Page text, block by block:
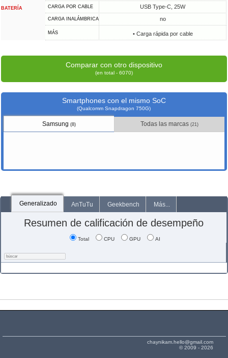
BATERÍA CARGA POR CABLE USB Type-C, 25W
CARGA INALÁMBRICA no
MÁS • Carga rápida por cable
Comparar con otro dispositivo
(en total - 6070)
Smartphones con el mismo SoC
(Qualcomm Snapdragon 750G)
Samsung (8) Todas las marcas (21)
Generalizado AnTuTu Geekbench Más...
Resumen de calificación de desempeño
Total CPU GPU AI
chaynikam.hello@gmail.com
© 2009 - 2026